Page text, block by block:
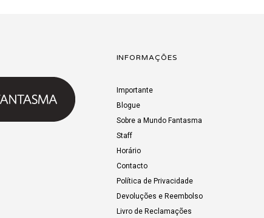
INFORMAÇÕES
Importante
Blogue
Sobre a Mundo Fantasma
Staff
Horário
Contacto
Política de Privacidade
Devoluções e Reembolso
Livro de Reclamações